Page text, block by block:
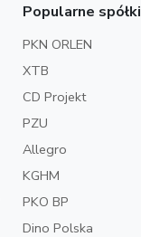
Popularne spółki
PKN ORLEN
XTB
CD Projekt
PZU
Allegro
KGHM
PKO BP
Dino Polska